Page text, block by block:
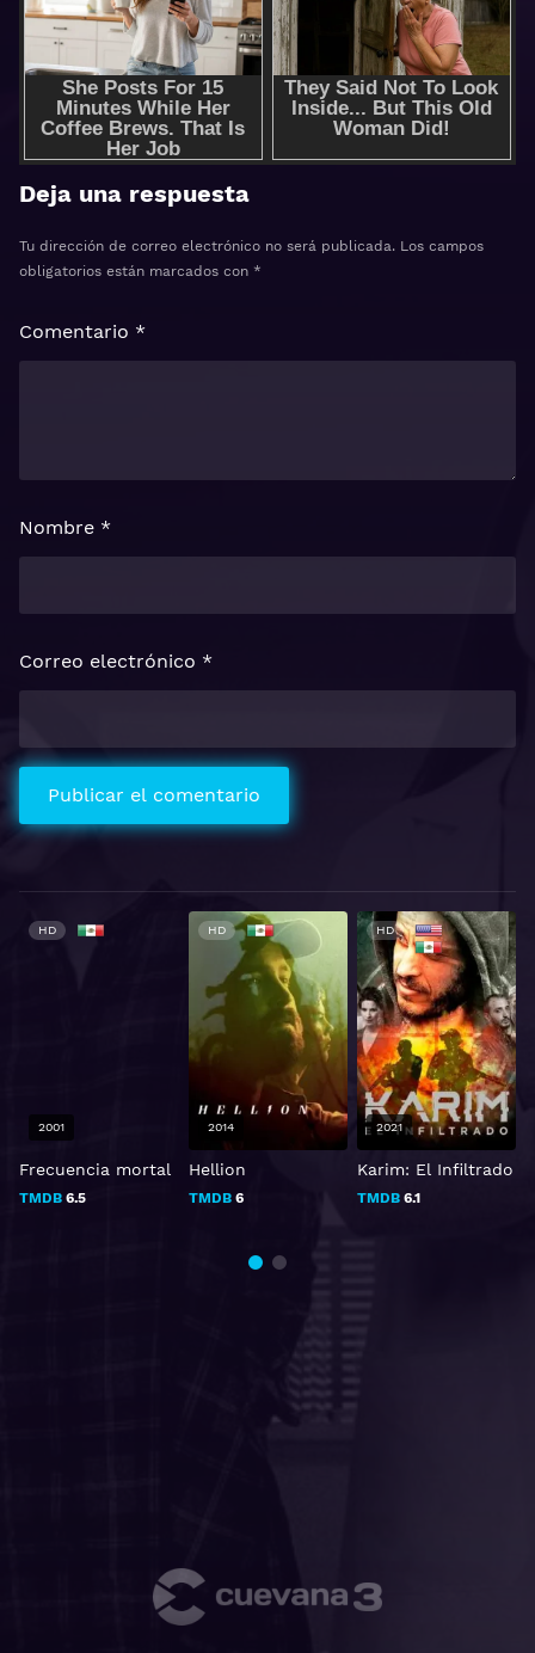
Deja una respuesta
Tu dirección de correo electrónico no será publicada. Los campos
obligatorios están marcados con *
Comentario *
Nombre *
Correo electrónico *
Frecuencia mortal
TMDB 6.5
HD
2001
Hellion
TMDB6
HD
2014
Karim: El Infiltrado
TMDB6.1
HD
2021